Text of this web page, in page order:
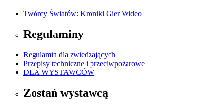
Twórcy Światów: Kroniki Gier Wideo
Regulaminy
Regulamin dla zwiedzających
Przepisy techniczne i przeciwpożarowe
DLA WYSTAWCÓW
Zostań wystawcą